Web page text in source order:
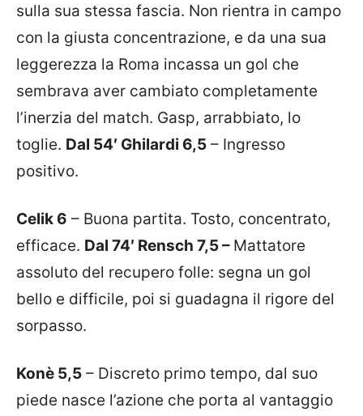
sulla sua stessa fascia. Non rientra in campo
con la giusta concentrazione, e da una sua
leggerezza la Roma incassa un gol che
sembrava aver cambiato completamente
l’inerzia del match. Gasp, arrabbiato, lo
toglie. Dal 54′ Ghilardi 6,5 – Ingresso
positivo.
Celik 6 – Buona partita. Tosto, concentrato,
efficace. Dal 74′ Rensch 7,5 – Mattatore
assoluto del recupero folle: segna un gol
bello e difficile, poi si guadagna il rigore del
sorpasso.
Konè 5,5 – Discreto primo tempo, dal suo
piede nasce l’azione che porta al vantaggio